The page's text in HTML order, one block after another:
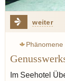
weiter
Phänomene
Vilgis
Im Seehotel